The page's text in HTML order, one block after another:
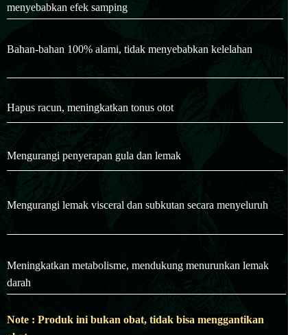
menyebabkan efek samping
Bahan-bahan 100% alami, tidak menyebabkan kelelahan
Hapus racun, meningkatkan tonus otot
Mengurangi lemak visceral dan subkutan secara menyeluruh
Mengurangi penyerapan gula dan lemak
Meningkatkan metabolisme, mendukung menurunkan lemak
darah
Note : Produk ini bukan obat, tidak bisa menggantikan